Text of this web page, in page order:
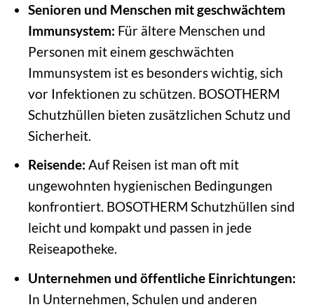
Senioren und Menschen mit geschwächtem
Immunsystem: Für ältere Menschen und
Personen mit einem geschwächten
Immunsystem ist es besonders wichtig, sich
vor Infektionen zu schützen. BOSOTHERM
Schutzhüllen bieten zusätzlichen Schutz und
Sicherheit.
Reisende: Auf Reisen ist man oft mit
ungewohnten hygienischen Bedingungen
konfrontiert. BOSOTHERM Schutzhüllen sind
leicht und kompakt und passen in jede
Reiseapotheke.
Unternehmen und öffentliche Einrichtungen:
In Unternehmen, Schulen und anderen